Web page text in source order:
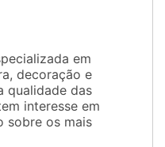
em
decoração e
qualidade das
interesse em
sobre os mais